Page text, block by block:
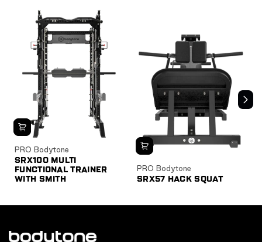
Solid SRX ROCK
Solid ROCK
Solid GROW
Solid ROCK OUTDOOR
PRO Bodytone
SRX100 MULTI
FUNCTIONAL TRAINER
WITH SMITH
PRO Bodytone
SRX57 HACK SQUAT